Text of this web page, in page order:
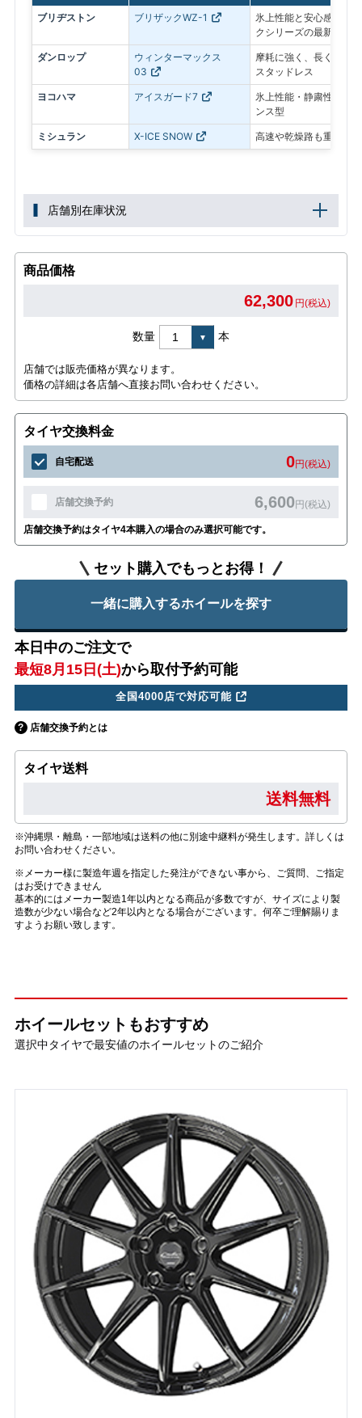
ブリヂストン ブリザックWZ-1
氷上性能と安心感を最
クシリーズの最新モデル
ダンロップ
ウィンターマックス
03
摩耗に強く、長く使い
スタッドレス
ヨコハマ アイスガード7
氷上性能・静粛性・ロ
ンス型
ミシュラン X-ICE SNOW 高速や乾燥路も重視し
店舗別在庫状況
商品価格
62,300 円(税込)
数量 本
店舗では販売価格が異なります。
価格の詳細は各店舗へ直接お問い合わせください。
タイヤ交換料金
自宅配送 0円(税込)
店舗交換予約 6,600円(税込)
店舗交換予約はタイヤ4本購入の場合のみ選択可能です。
セット購入でもっとお得！
一緒に購入するホイールを探す
本日中のご注文で
最短8月15日(土)から取付予約可能
全国4000店で対応可能
店舗交換予約とは
タイヤ送料
送料無料
※沖縄県・離島・一部地域は送料の他に別途中継料が発生します。詳しくは
お問い合わせください。
※メーカー様に製造年週を指定した発注ができない事から、ご質問、ご指定
はお受けできません
基本的にはメーカー製造1年以内となる商品が多数ですが、サイズにより製
造数が少ない場合など2年以内となる場合がございます。何卒ご理解賜りま
すようお願い致します。
ホイールセットもおすすめ
選択中タイヤで最安値のホイールセットのご紹介